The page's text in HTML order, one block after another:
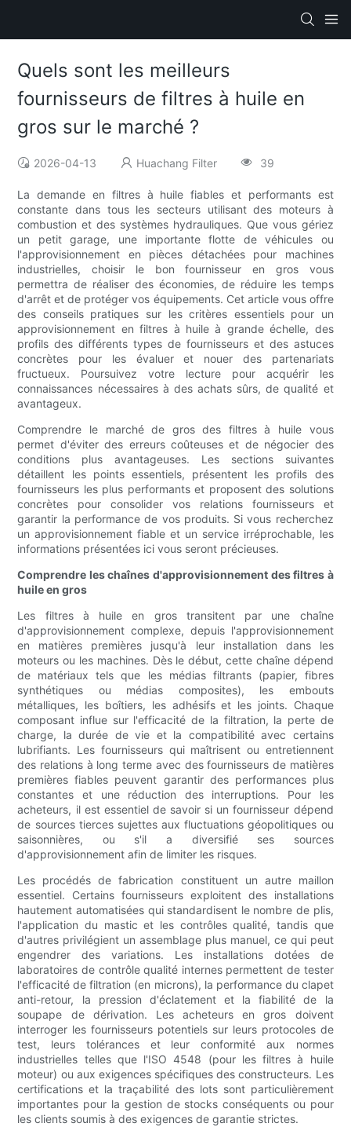
Quels sont les meilleurs
fournisseurs de filtres à huile en
gros sur le marché ?
2026-04-13 Huachang Filter 39
La demande en filtres à huile fiables et performants est
constante dans tous les secteurs utilisant des moteurs à
combustion et des systèmes hydrauliques. Que vous gériez
un petit garage, une importante flotte de véhicules ou
l'approvisionnement en pièces détachées pour machines
industrielles, choisir le bon fournisseur en gros vous
permettra de réaliser des économies, de réduire les temps
d'arrêt et de protéger vos équipements. Cet article vous offre
des conseils pratiques sur les critères essentiels pour un
approvisionnement en filtres à huile à grande échelle, des
profils des différents types de fournisseurs et des astuces
concrètes pour les évaluer et nouer des partenariats
fructueux. Poursuivez votre lecture pour acquérir les
connaissances nécessaires à des achats sûrs, de qualité et
avantageux.
Comprendre le marché de gros des filtres à huile vous
permet d'éviter des erreurs coûteuses et de négocier des
conditions plus avantageuses. Les sections suivantes
détaillent les points essentiels, présentent les profils des
fournisseurs les plus performants et proposent des solutions
concrètes pour consolider vos relations fournisseurs et
garantir la performance de vos produits. Si vous recherchez
un approvisionnement fiable et un service irréprochable, les
informations présentées ici vous seront précieuses.
Comprendre les chaînes d'approvisionnement des filtres à
huile en gros
Les filtres à huile en gros transitent par une chaîne
d'approvisionnement complexe, depuis l'approvisionnement
en matières premières jusqu'à leur installation dans les
moteurs ou les machines. Dès le début, cette chaîne dépend
de matériaux tels que les médias filtrants (papier, fibres
synthétiques ou médias composites), les embouts
métalliques, les boîtiers, les adhésifs et les joints. Chaque
composant influe sur l'efficacité de la filtration, la perte de
charge, la durée de vie et la compatibilité avec certains
lubrifiants. Les fournisseurs qui maîtrisent ou entretiennent
des relations à long terme avec des fournisseurs de matières
premières fiables peuvent garantir des performances plus
constantes et une réduction des interruptions. Pour les
acheteurs, il est essentiel de savoir si un fournisseur dépend
de sources tierces sujettes aux fluctuations géopolitiques ou
saisonnières, ou s'il a diversifié ses sources
d'approvisionnement afin de limiter les risques.
Les procédés de fabrication constituent un autre maillon
essentiel. Certains fournisseurs exploitent des installations
hautement automatisées qui standardisent le nombre de plis,
l'application du mastic et les contrôles qualité, tandis que
d'autres privilégient un assemblage plus manuel, ce qui peut
engendrer des variations. Les installations dotées de
laboratoires de contrôle qualité internes permettent de tester
l'efficacité de filtration (en microns), la performance du clapet
anti-retour, la pression d'éclatement et la fiabilité de la
soupape de dérivation. Les acheteurs en gros doivent
interroger les fournisseurs potentiels sur leurs protocoles de
test, leurs tolérances et leur conformité aux normes
industrielles telles que l'ISO 4548 (pour les filtres à huile
moteur) ou aux exigences spécifiques des constructeurs. Les
certifications et la traçabilité des lots sont particulièrement
importantes pour la gestion de stocks conséquents ou pour
les clients soumis à des exigences de garantie strictes.